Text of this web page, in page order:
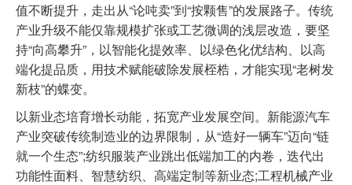
值不断提升，走出从“论吨卖”到“按颗售”的发展路子。传统
产业升级不能仅靠规模扩张或工艺微调的浅层改造，要坚
持“向高攀升”，以智能化提效率、以绿色化优结构、以高
端化提品质，用技术赋能破除发展桎梏，才能实现“老树发
新枝”的蝶变。
以新业态培育增长动能，拓宽产业发展空间。新能源汽车
产业突破传统制造业的边界限制，从“造好一辆车”迈向“链
就一个生态”;纺织服装产业跳出低端加工的内卷，迭代出
功能性面料、智慧纺织、高端定制等新业态;工程机械产业